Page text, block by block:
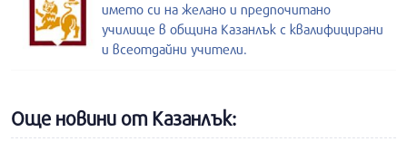
името си на желано и предпочитано
училище в община Казанлък с квалифицирани
и всеотдайни учители.
Още новини от Казанлък: